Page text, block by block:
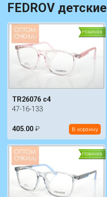
FEDROV детские
Новинка
TR26076 c4
47-16-133
405.00 ₽ В корзину
Новинка